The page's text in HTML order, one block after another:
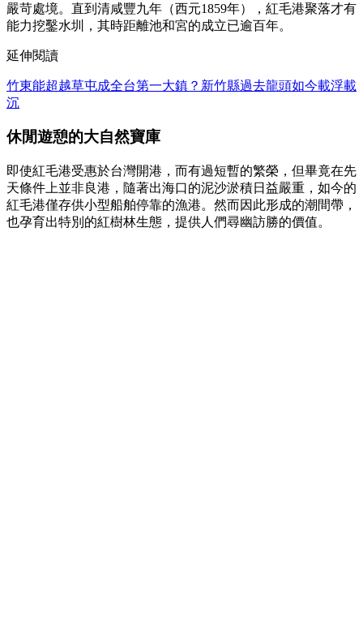
嚴苛處境。直到清咸豐九年（西元1859年），紅毛港聚落才有
能力挖鑿水圳，其時距離池和宮的成立已逾百年。
延伸閱讀
竹東能超越草屯成全台第一大鎮？新竹縣過去龍頭如今載浮載
沉
休閒遊憩的大自然寶庫
即使紅毛港受惠於台灣開港，而有過短暫的繁榮，但畢竟在先
天條件上並非良港，隨著出海口的泥沙淤積日益嚴重，如今的
紅毛港僅存供小型船舶停靠的漁港。然而因此形成的潮間帶，
也孕育出特別的紅樹林生態，提供人們尋幽訪勝的價值。